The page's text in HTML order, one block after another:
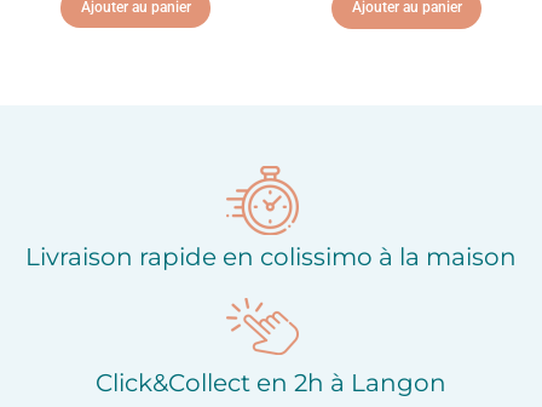
Ajouter au panier Ajouter au panier
Livraison rapide en colissimo à la maison
Click&Collect en 2h à Langon